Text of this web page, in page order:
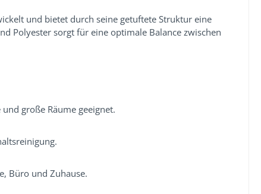
und bietet durch seine getuftete Struktur eine
Polyester sorgt für eine optimale Balance zwischen
große Räume geeignet.
Büro und Zuhause.